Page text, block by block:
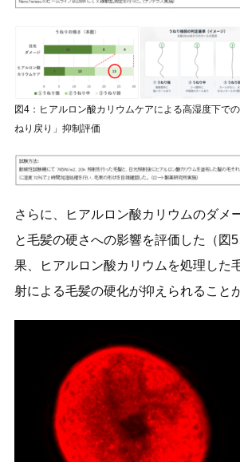
図4：ヒアルロン酸カリウムケアによる高湿度下での
ねり戻り」抑制評価
さらに、ヒアルロン酸カリウムのダメ
と毛髪の硬さへの影響を評価した（図
果、ヒアルロン酸カリウムを処理した
射による毛髪の硬化が抑えられること